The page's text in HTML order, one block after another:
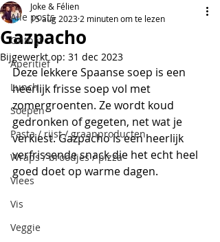
Alle posts
Ontbijt
Aperitief
Lunch
Soepen
Pasta / rijst / graanproducten
Wraps / broodjes / pizza
Vlees
Vis
Veggie
Gazpacho
Joke & Félien
15 aug 2023 2 minuten om te lezen
Bijgewerkt op: 31 dec 2023
Deze lekkere Spaanse soep is een
heerlijk frisse soep vol met
zomergroenten. Ze wordt koud
gedronken of gegeten, net wat je
verkiest. Gazpacho is een heerlijk
verfrissende snack die het echt heel
goed doet op warme dagen.